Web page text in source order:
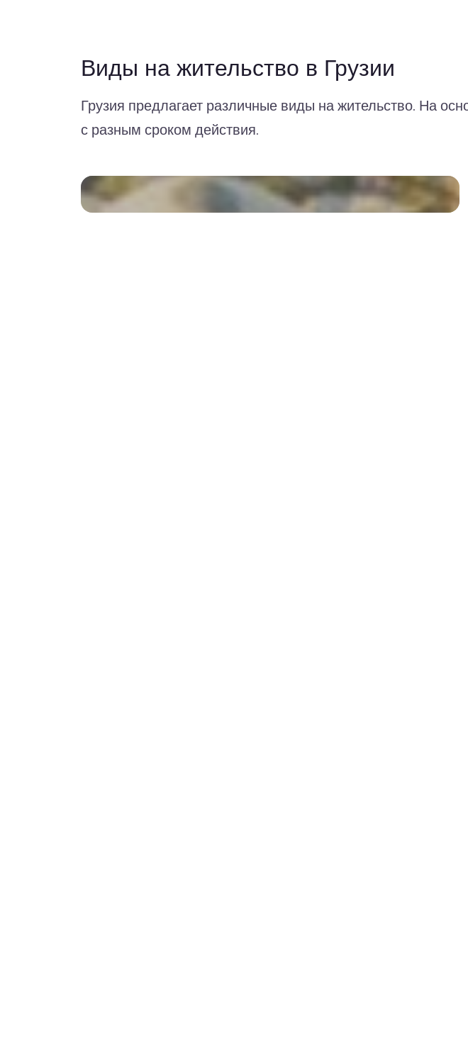
Виды на жительство в Грузии
Грузия предлагает различные виды на жительство. На
с разным сроком действия.